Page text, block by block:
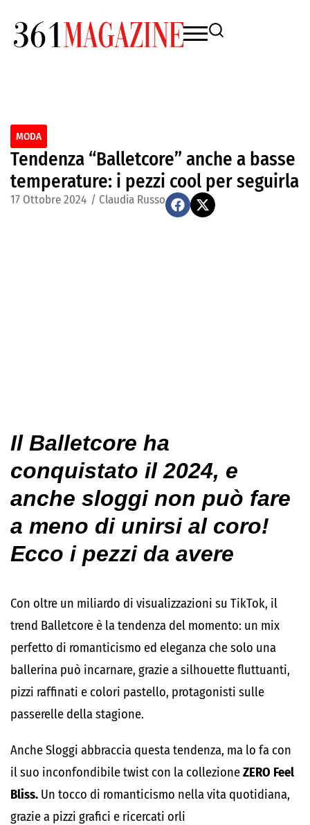
MODA
Tendenza “Balletcore” anche a basse
temperature: i pezzi cool per seguirla
17 Ottobre 2024 / Claudia Russo
Il Balletcore ha
conquistato il 2024, e
anche sloggi non può fare
a meno di unirsi al coro!
Ecco i pezzi da avere
Con oltre un miliardo di visualizzazioni su TikTok, il
trend Balletcore è la tendenza del momento: un mix
perfetto di romanticismo ed eleganza che solo una
ballerina può incarnare, grazie a silhouette fluttuanti,
pizzi raffinati e colori pastello, protagonisti sulle
passerelle della stagione.
Anche Sloggi abbraccia questa tendenza, ma lo fa con
il suo inconfondibile twist con la collezioneZERO Feel
Bliss. Un tocco di romanticismo nella vita quotidiana,
grazie a pizzi grafici e ricercati orli